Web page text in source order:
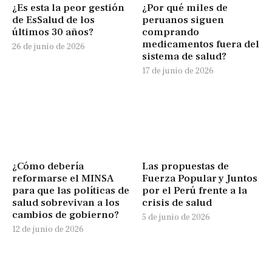
¿Es esta la peor gestión
de EsSalud de los
últimos 30 años?
26 de junio de 2026
¿Por qué miles de
peruanos siguen
comprando
medicamentos fuera del
sistema de salud?
17 de junio de 2026
¿Cómo debería
reformarse el MINSA
para que las políticas de
salud sobrevivan a los
cambios de gobierno?
12 de junio de 2026
Las propuestas de
Fuerza Popular y Juntos
por el Perú frente a la
crisis de salud
5 de junio de 2026